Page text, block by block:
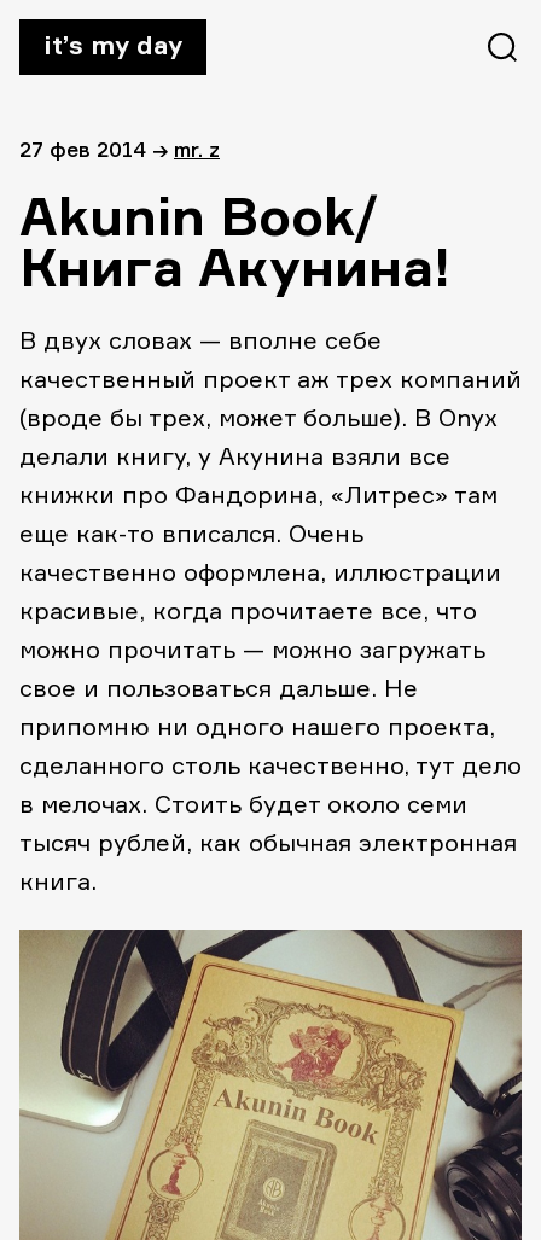
it’s my day
27 фев 2014 → mr. z
Akunin Book/
Книга Акунина!
В двух словах — вполне себе
качественный проект аж трех компаний
(вроде бы трех, может больше). В Onyx
делали книгу, у Акунина взяли все
книжки про Фандорина, «Литрес» там
еще как-то вписался. Очень
качественно оформлена, иллюстрации
красивые, когда прочитаете все, что
можно прочитать — можно загружать
свое и пользоваться дальше. Не
припомню ни одного нашего проекта,
сделанного столь качественно, тут дело
в мелочах. Стоить будет около семи
тысяч рублей, как обычная электронная
книга.